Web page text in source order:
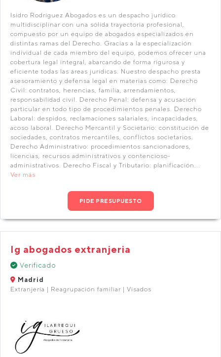
Isidro Rodríguez Abogados es un despacho jurídico
multidisciplinar con una sólida trayectoria profesional,
compuesto por un equipo de abogados especializados en
distintas ramas del Derecho. Gracias a la especialización
individual de cada miembro del equipo, podemos ofrecer una
cobertura legal integral, abarcando de forma rigurosa y
eficiente todas las áreas jurídicas. Nuestro despacho presta
asesoramiento y defensa legal en materias como: Derecho
Civil: contratos, herencias, familia, arrendamientos,
responsabilidad civil. Derecho Penal: defensa y acusación
particular en todo tipo de procedimientos penales. Derecho
Laboral: despidos, reclamaciones salariales, incapacidades,
acoso laboral. Derecho Mercantil y Societario: constitución de
sociedades, contratos mercantiles, conflictos societarios.
Derecho Administrativo: procedimientos sancionadores,
licencias, recursos administrativos y contencioso-
administrativos. Derecho Fiscal y Tributario: planificación...
Ver más
PIDE PRESUPUESTO
Ig abogados extranjeria
Verificado
Madrid
Extranjería | Reagrupación familiar | Visados